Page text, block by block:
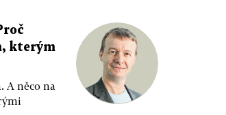
kterým
A něco na